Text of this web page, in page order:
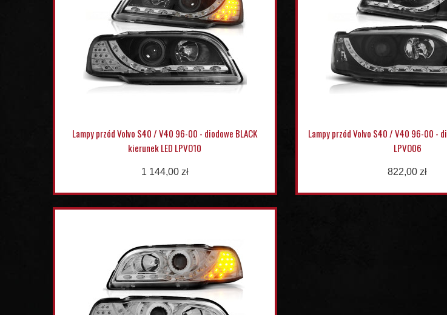
Lampy przód Volvo S40 / V40 96-00 - diodowe BLACK
kierunek LED LPVO10
1 144,00 zł
Lampy przód Volvo S40 / V40 96-00 -
LPVO06
822,00 zł